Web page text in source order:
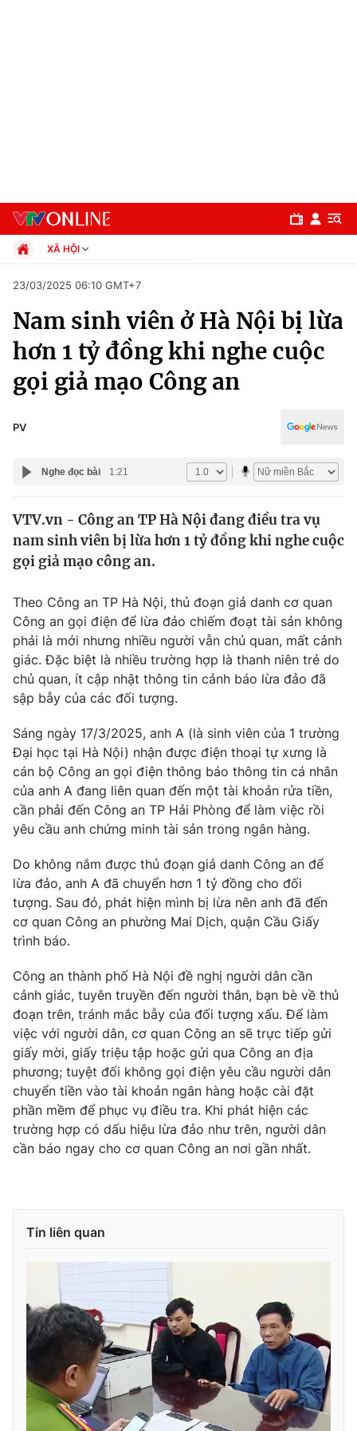
Chuyên mục
Chính trị
Thế giới
Thế giới đó đây
Câu chuyện quốc tế
Kinh tế
Tài chính
Thị trường
Góc doanh nghiệp
Dữ liệu và đời sống
Truyền hình
Hậu trường
Nhân vật
Khán giả
Giải trí
Điện ảnh
Âm nhạc
Sao
Đời sống
Du lịch
Chất lượng cuộc sống
Giáo dục
Tuyển sinh
Học trực tuyến
Công nghệ
Hitech Công nghệ tương lai
Sản phẩm
Thị trường
Tư vấn
Giao lưu trực tuyến
Chuyên mục khác
Emagazine Podcast
Photo Infographic
Video Shorts video
VTV Sức khoẻ
VTV4 Vươn mình bằng AI
VTV9 VTV8
Liên hệ tòa soạn English
XÃ HỘI
Xã hội
Pháp luật
Thể thao
Truyền hình
Văn hóa - Giải trí
Giáo dục
23/03/2025 06:10 GMT+7
Nam sinh viên ở Hà Nội bị lừa
hơn 1 tỷ đồng khi nghe cuộc
gọi giả mạo Công an
PV
Nghe đọc bài 1:21
VTV.vn - Công an TP Hà Nội đang điều tra vụ
nam sinh viên bị lừa hơn 1 tỷ đồng khi nghe cuộc
gọi giả mạo công an.
Theo Công an TP Hà Nội, thủ đoạn giả danh cơ quan
Công an gọi điện để lừa đảo chiếm đoạt tài sản không
phải là mới nhưng nhiều người vẫn chủ quan, mất cảnh
giác. Đặc biệt là nhiều trường hợp là thanh niên trẻ do
chủ quan, ít cập nhật thông tin cảnh báo lừa đảo đã
sập bẫy của các đối tượng.
Sáng ngày 17/3/2025, anh A (là sinh viên của 1 trường
Đại học tại Hà Nội) nhận được điện thoại tự xưng là
cán bộ Công an gọi điện thông báo thông tin cá nhân
của anh A đang liên quan đến một tài khoản rửa tiền,
cần phải đến Công an TP Hải Phòng để làm việc rồi
yêu cầu anh chứng minh tài sản trong ngân hàng.
Do không nắm được thủ đoạn giả danh Công an để
lừa đảo, anh A đã chuyển hơn 1 tỷ đồng cho đối
tượng. Sau đó, phát hiện mình bị lừa nên anh đã đến
cơ quan Công an phường Mai Dịch, quận Cầu Giấy
trình báo.
Công an thành phố Hà Nội đề nghị người dân cần
cảnh giác, tuyên truyền đến người thân, bạn bè về thủ
đoạn trên, tránh mắc bẫy của đối tượng xấu. Để làm
việc với người dân, cơ quan Công an sẽ trực tiếp gửi
giấy mời, giấy triệu tập hoặc gửi qua Công an địa
phương; tuyệt đối không gọi điện yêu cầu người dân
chuyển tiền vào tài khoản ngân hàng hoặc cài đặt
phần mềm để phục vụ điều tra. Khi phát hiện các
trường hợp có dấu hiệu lừa đảo như trên, người dân
cần báo ngay cho cơ quan Công an nơi gần nhất.
Tin liên quan